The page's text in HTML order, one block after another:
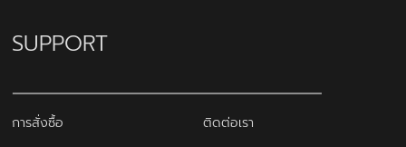
SUPPORT
การสั่งซื้อ
ติดต่อเรา